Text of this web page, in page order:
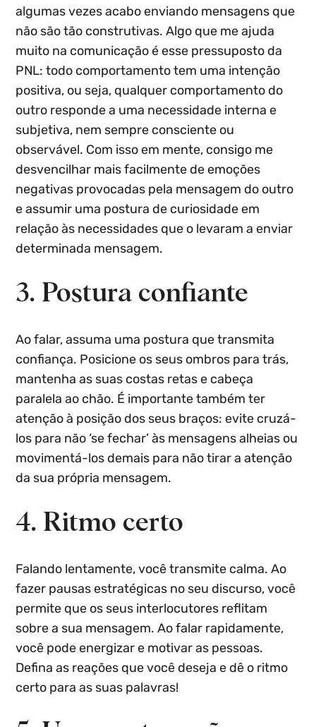
algumas vezes acabo enviando mensagens que
não são tão construtivas. Algo que me ajuda
muito na comunicação é esse pressuposto da
PNL: todo comportamento tem uma intenção
positiva, ou seja, qualquer comportamento do
outro responde a uma necessidade interna e
subjetiva, nem sempre consciente ou
observável. Com isso em mente, consigo me
desvencilhar mais facilmente de emoções
negativas provocadas pela mensagem do outro
e assumir uma postura de curiosidade em
relação às necessidades que o levaram a enviar
determinada mensagem.
3. Postura confiante
Ao falar, assuma uma postura que transmita
confiança. Posicione os seus ombros para trás,
mantenha as suas costas retas e cabeça
paralela ao chão. É importante também ter
atenção à posição dos seus braços: evite cruzá-
los para não ‘se fechar’ às mensagens alheias ou
movimentá-los demais para não tirar a atenção
da sua própria mensagem.
4. Ritmo certo
Falando lentamente, você transmite calma. Ao
fazer pausas estratégicas no seu discurso, você
permite que os seus interlocutores reflitam
sobre a sua mensagem. Ao falar rapidamente,
você pode energizar e motivar as pessoas.
Defina as reações que você deseja e dê o ritmo
certo para as suas palavras!